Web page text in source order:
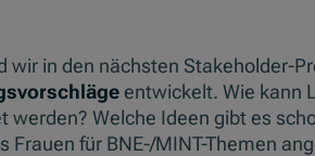
wir in den nächsten Stakeholder-
entwickelt. Wie kann
Welche Ideen gibt es
Frauen für BNE-/MINT-Themen